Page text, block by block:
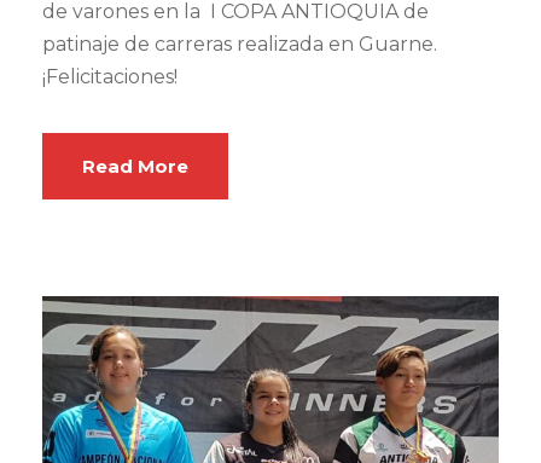
de varones en la I COPA ANTIOQUIA de
patinaje de carreras realizada en Guarne.
¡Felicitaciones!
Read More